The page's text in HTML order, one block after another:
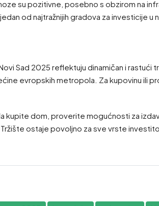
su pozitivne, posebno s obzirom na
od najtražnijih gradova za investicije u
Sad 2025 reflektuju dinamičan i
evropskih metropola. Za kupovinu ili
kupite dom, proverite mogućnosti za
ostaje povoljno za sve vrste